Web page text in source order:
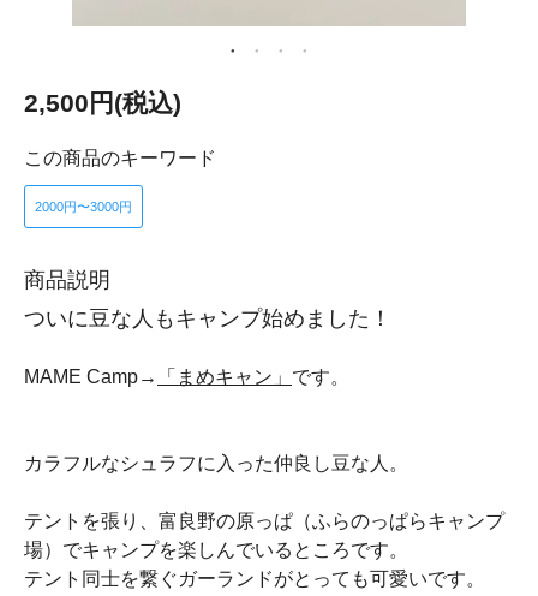
2,500円(税込)
この商品のキーワード
2000円〜3000円
商品説明
ついに豆な人もキャンプ始めました！
MAME Camp→ 「まめキャン」 です。
カラフルなシュラフに入った仲良し豆な人。
テントを張り、富良野の原っぱ（ふらのっぱらキャンプ
場）でキャンプを楽しんでいるところです。
テント同士を繋ぐガーランドがとっても可愛いです。